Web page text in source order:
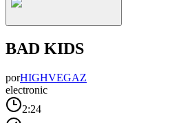
BAD KIDS
porHIGHVEGAZ
electronic
2:24